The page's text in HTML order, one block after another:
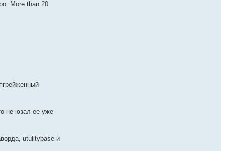
More than 20
не юзал ее уже
utulitybase и